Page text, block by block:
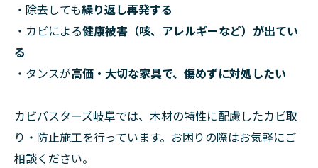
・除去しても繰り返し再発する
・カビによる健康被害（咳、アレルギーなど）が出てい
る
・タンスが高価・大切な家具で、傷めずに対処したい
カビバスターズ岐阜では、木材の特性に配慮したカビ取
り・防止施工を行っています。お困りの際はお気軽にご
相談ください。